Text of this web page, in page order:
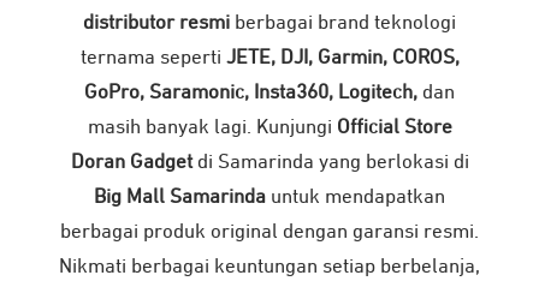
distributor resmi berbagai brand teknologi
ternama seperti JETE, DJI, Garmin, COROS,
GoPro, Saramonic, Insta360, Logitech, dan
masih banyak lagi. Kunjungi Official Store
Doran Gadgetdi Samarinda yang berlokasi di
Big Mall Samarinda untuk mendapatkan
berbagai produk original dengan garansi resmi.
Nikmati berbagai keuntungan setiap berbelanja,